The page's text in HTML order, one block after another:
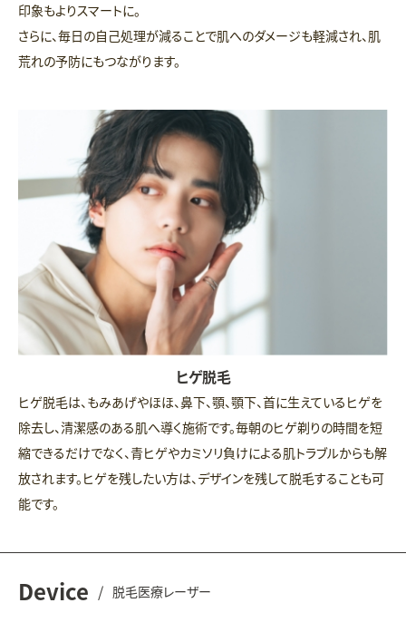
印象もよりスマートに。
さらに、毎日の自己処理が減ることで肌へのダメージも軽減され、肌
荒れの予防にもつながります。
ヒゲ脱毛
ヒゲ脱毛は、もみあげやほほ、鼻下、顎、顎下、首に生えているヒゲを
除去し、清潔感のある肌へ導く施術です。毎朝のヒゲ剃りの時間を短
縮できるだけでなく、青ヒゲやカミソリ負けによる肌トラブルからも解
放されます。ヒゲを残したい方は、デザインを残して脱毛することも可
能です。
Device / 脱毛医療レーザー